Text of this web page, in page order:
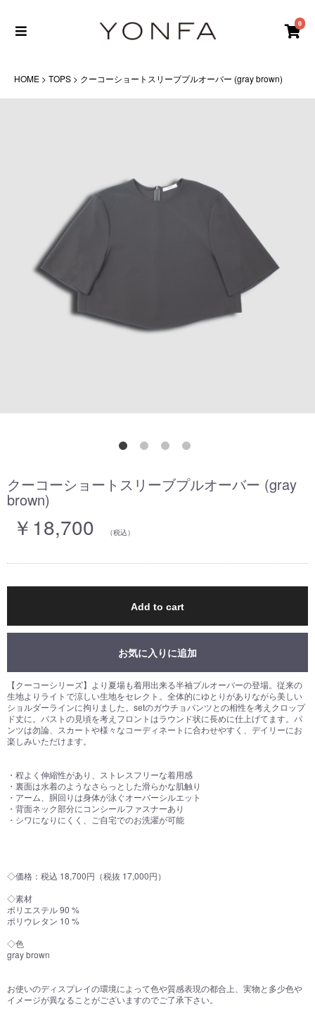
0
HOME > TOPS > クーコーショートスリーブプルオーバー (gray brown)
クーコーショートスリーブプルオーバー (gray
brown)
￥18,700 （税込）
Add to cart
お気に入りに追加
【クーコーシリーズ】より夏場も着用出来る半袖プルオーバーの登場。従来の
生地よりライトで涼しい生地をセレクト。全体的にゆとりがありながら美しい
ショルダーラインに拘りました。setのガウチョパンツとの相性を考えクロップ
ド丈に。バストの見頃を考えフロントはラウンド状に長めに仕上げてます。パ
ンツは勿論、スカートや様々なコーディネートに合わせやすく、デイリーにお
楽しみいただけます。
・程よく伸縮性があり、ストレスフリーな着用感
・裏面は水着のようなさらっとした滑らかな肌触り
・アーム、胴回りは身体が泳ぐオーバーシルエット
・背面ネック部分にコンシールファスナーあり
・シワになりにくく、ご自宅でのお洗濯が可能
◇価格：税込 18,700円（税抜 17,000円）
◇素材
ポリエステル 90 %
ポリウレタン 10 %
◇色
gray brown
お使いのディスプレイの環境によって色や質感表現の都合上、実物と多少色や
イメージが異なることがございますのでご了承下さい。